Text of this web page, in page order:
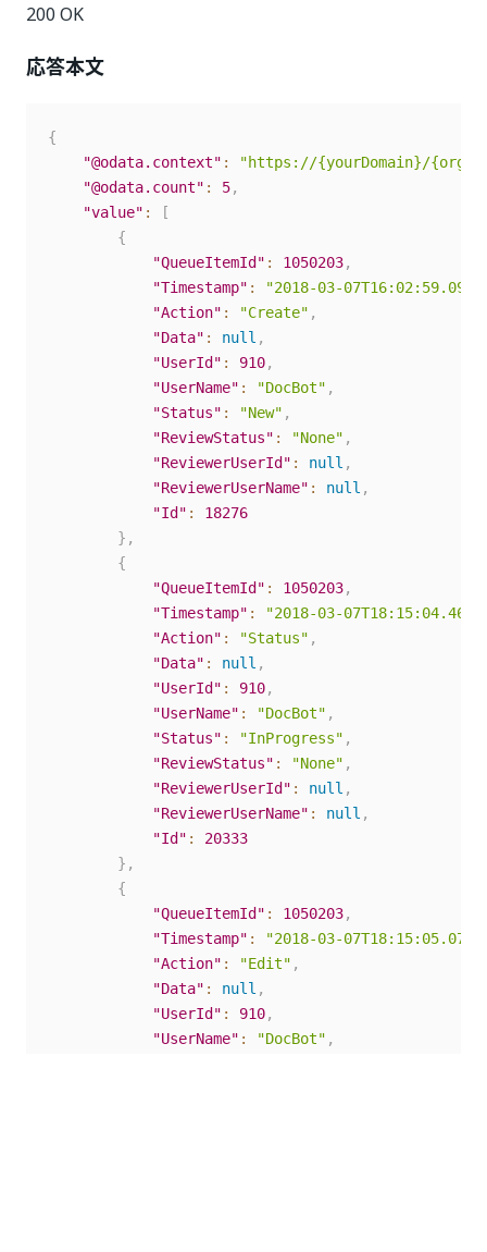
200 OK
応答本文
{
"@odata.context" :
"https://{yourDomain}/
"@odata.count" : 5,
"value" :
[
{
"QueueItemId" : 1050203,
"Timestamp" : "2018-03-07T16:02:59.09Z"
"Action" : "Create" ,
"Data" : null ,
"UserId" : 910,
"UserName" : "DocBot" ,
"Status" : "New" ,
"ReviewStatus" : "None" ,
"ReviewerUserId" : null ,
"ReviewerUserName" : null ,
"Id" :
18276
} ,
{
"QueueItemId" : 1050203,
"Timestamp" : "2018-03-07T18:15:04.46Z"
"Action" : "Status" ,
"Data" : null ,
"UserId" : 910,
"UserName" : "DocBot" ,
"Status" : "InProgress" ,
"ReviewStatus" : "None" ,
"ReviewerUserId" : null ,
"ReviewerUserName" : null ,
"Id" :
20333
} ,
{
"QueueItemId" : 1050203,
"Timestamp" : "2018-03-07T18:15:05.07Z"
"Action" : "Edit" ,
"Data" : null ,
"UserId" : 910,
"UserName" : "DocBot" ,